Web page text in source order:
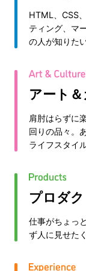
HTML、CSS
ティング、マ
の人が知りた
アート
肩肘はらずに
回りの品々。
ライフスタイ
プロダ
仕事がちょっ
ず人に見せた